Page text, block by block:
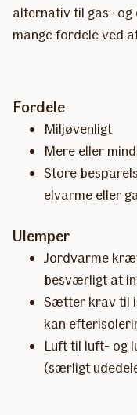
alternativ til gas- og
mange fordele ved
Fordele
Miljøvenligt
Mere eller
Store
elvarme eller
Ulemper
Jordvarme
besværligt at
Sætter krav til
kan
Luft til luft- og
(særligt